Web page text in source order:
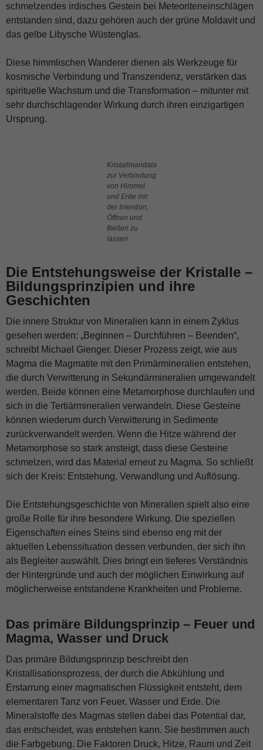
schmelzendes irdisches Gestein bei Meteoriteneinschlägen
entstanden sind, dazu gehören auch der grüne Moldavit und
das gelbe Libysche Wüstenglas.
Diese himmlischen Wanderer dienen als Werkzeuge für
kosmische Verbindung und Transzendenz, verstärken das
spirituelle Wachstum und die Transformation – mitunter mit
sehr durchschlagender Wirkung durch ihren einzigartigen
Ursprung.
Kristallmandala
zur Verbindung
von Himmel
und Erde mit
der Intention,
Öffnen und
fließen zu
lassen
Die Entstehungsweise der Kristalle –
Bildungsprinzipien und ihre
Geschichten
Die innere Struktur von Mineralien kann in einem Zyklus
gesehen werden: „Beginnen – Durchführen – Beenden“,
schreibt Michael Gienger. Dieser Prozess zeigt, wie aus
Magma die Magmatite mit den Primärmineralien entstehen,
die durch Verwitterung in Sekundärmineralien umgewandelt
werden. Beide können eine Metamorphose durchlaufen und
sich in die Tertiärmineralien verwandeln. Diese Gesteine
können wiederum durch Verwitterung in Sedimente
zurückverwandelt werden. Wenn die Hitze während der
Metamorphose so stark ansteigt, dass diese Gesteine
schmelzen, wird das Material erneut zu Magma. So schließt
sich der Kreis: Entstehung, Verwandlung und Auflösung.
Die Entstehungsgeschichte von Mineralien spielt also eine
große Rolle für ihre besondere Wirkung. Die speziellen
Eigenschaften eines Steins sind ebenso eng mit der
aktuellen Lebenssituation dessen verbunden, der sich ihn
als Begleiter auswählt. Dies bringt ein tieferes Verständnis
der Hintergründe und auch der möglichen Einwirkung auf
möglicherweise entstandene Krankheiten und Probleme.
Das primäre Bildungsprinzip – Feuer und
Magma, Wasser und Druck
Das primäre Bildungsprinzip beschreibt den
Kristallisationsprozess, der durch die Abkühlung und
Erstarrung einer magmatischen Flüssigkeit entsteht, dem
elementaren Tanz von Feuer, Wasser und Erde. Die
Mineralstoffe des Magmas stellen dabei das Potential dar,
das entscheidet, was entstehen kann. Sie bestimmen auch
die Farbgebung. Die Faktoren Druck, Hitze, Raum und Zeit